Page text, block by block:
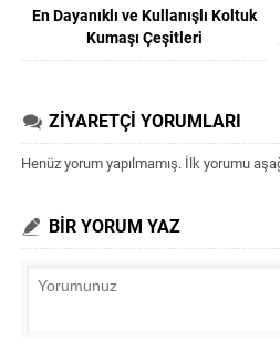
En Dayanıklı ve Kullanışlı Koltuk
Kumaşı Çeşitleri
ZİYARETÇİ YORUMLARI
Henüz yorum yapılmamış. İlk yorumu
BİR YORUM YAZ